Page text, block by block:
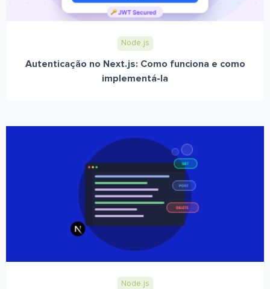
Node.js
Autenticação no Next.js: Como funciona e como
implementá-la
Node.js